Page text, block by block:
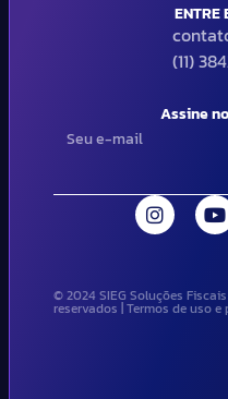
ENTRE
(11)
Assine
© 2024 SIEG Soluções
reservados | Termos de uso